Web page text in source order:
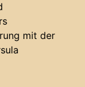
mit der